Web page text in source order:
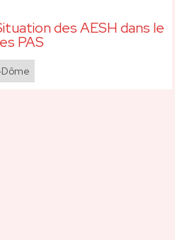
des AESH dans le
PAS